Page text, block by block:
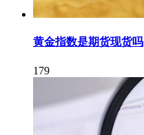
黄金指数是期货现货吗
179